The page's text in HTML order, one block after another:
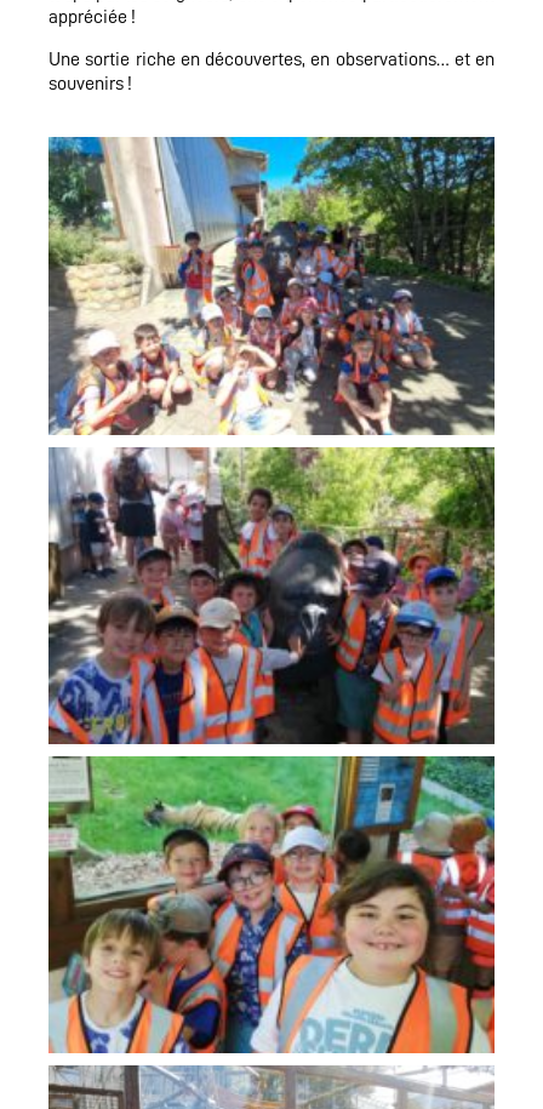
appréciée !
Une sortie riche en découvertes, en observations… et en
souvenirs !